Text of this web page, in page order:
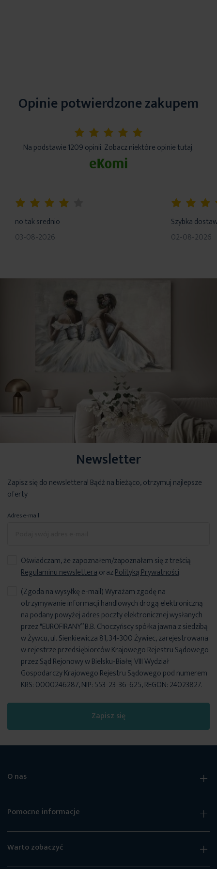
Opinie potwierdzone zakupem
5%
Na podstawie 1209 opinii. Zobacz niektóre opinie tutaj.
no tak srednio
03-08-2026
Szybka
02-08-2026
Newsletter
Zapisz się do newslettera! Bądź na bieżąco, otrzymuj najlepsze
oferty
Adres e-mail
Oświadczam, że zapoznałem/zapoznałam się z treścią
Regulaminu newsletteraorazPolityką Prywatności.
Zapisz się
(Zgoda na wysyłkę e-mail) Wyrażam zgodę na
otrzymywanie informacji handlowych drogą elektroniczną
na podany powyżej adres poczty elektronicznej wysłanych
przez "EUROFIRANY” B.B. Choczyńscy spółka jawna z siedzibą
w Żywcu, ul. Sienkiewicza 81, 34-300 Żywiec, zarejestrowana
w rejestrze przedsiębiorców Krajowego Rejestru Sądowego
przez Sąd Rejonowy w Bielsku-Białej VIII Wydział
Gospodarczy Krajowego Rejestru Sądowego pod numerem
KRS: 0000246287, NIP: 553-23-36-625, REGON: 24023827.
O nas
Pomocne informacje
Warto zobaczyć